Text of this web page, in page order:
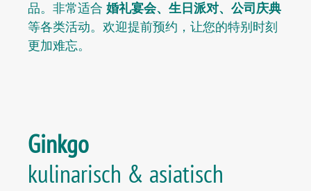
品。非常适合 婚礼宴会、生日派对、公司庆典
等各类活动。欢迎提前预约，让您的特别时刻
更加难忘。
Ginkgo
kulinarisch & asiatisch